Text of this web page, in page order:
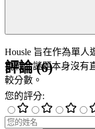
Housle 旨在作為單
挑戰。謎題本身沒有
較分數。
評論(6)
您的評分: